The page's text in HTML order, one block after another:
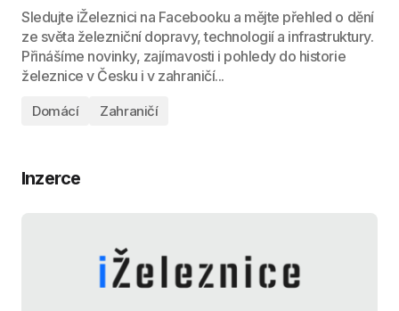
Sledujte iŽeleznici na Facebooku a mějte přehled o dění
ze světa železniční dopravy, technologií a infrastruktury.
Přinášíme novinky, zajímavosti i pohledy do historie
železnice v Česku i v zahraničí...
Domácí Zahraničí
Inzerce